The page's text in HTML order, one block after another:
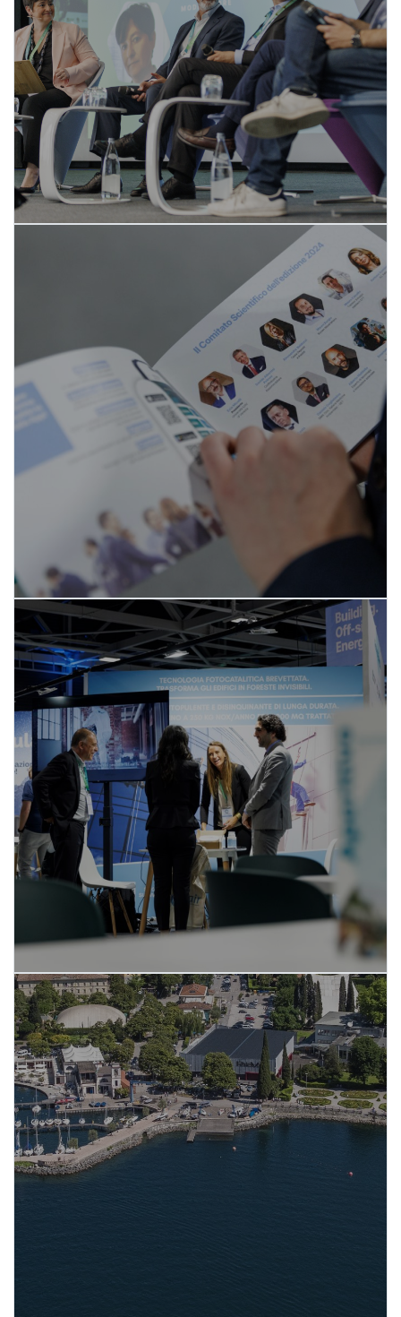
SCOPRI DI PIÙ
I componenti del Comitato
Scientifico 2026
SCOPRI DI PIÙ
I Partner di REbuild
SCOPRI DI PIÙ
Un'azienda vocata agli eventi,
in un luogo unico al mondo